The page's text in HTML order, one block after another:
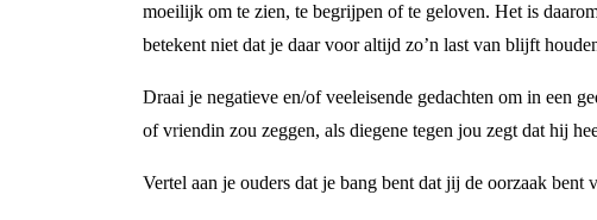
moeilijk om te zien, te begrijpen of te geloven. Het is
betekent niet dat je daar voor altijd zo’n last van blijft
Draai je negatieve en/of veeleisende gedachten om in een
of vriendin zou zeggen, als diegene tegen jou zegt dat hij
Vertel aan je ouders dat je bang bent dat jij de oorzaak